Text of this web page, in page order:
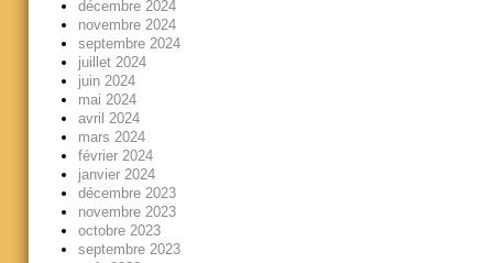
décembre 2024
novembre 2024
septembre 2024
juillet 2024
juin 2024
mai 2024
avril 2024
mars 2024
février 2024
janvier 2024
décembre 2023
novembre 2023
octobre 2023
septembre 2023